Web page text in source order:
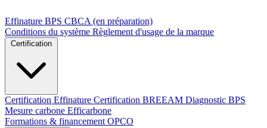
Effinature BPS CBCA (en préparation)
Conditions du système Règlement d'usage de la marque
Certification
Certification Effinature Certification BREEAM Diagnostic BPS
Mesure carbone Efficarbone
Formations & financement OPCO